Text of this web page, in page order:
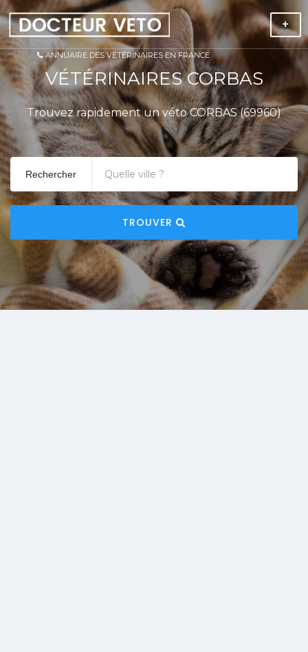
+
ANNUAIRE DES VÉTÉRINAIRES EN FRANCE
VÉTÉRINAIRES CORBAS
Trouvez rapidement un véto CORBAS (69960)
Rechercher
TROUVER